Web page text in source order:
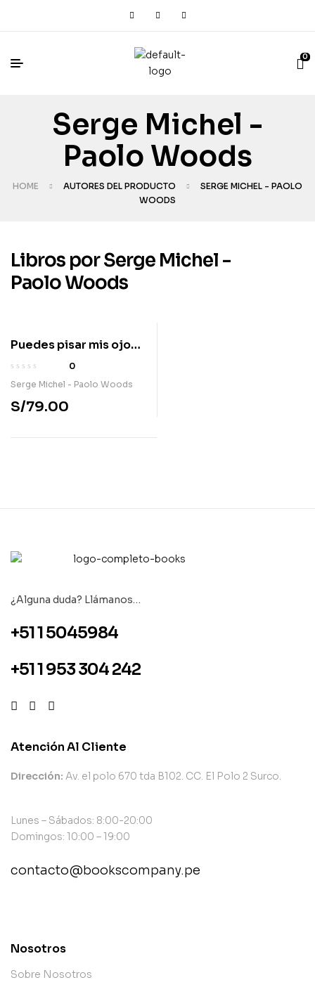
0
Serge Michel -
Paolo Woods
HOME AUTORES DEL PRODUCTO
SERGE MICHEL - PAOLO
WOODS
Libros por Serge Michel -
Paolo Woods
Puedes pisar mis ojos:
un retrato de iran
actual
0
Serge Michel - Paolo Woods
S/79.00
¿Alguna duda? Llámanos…
+51 1 5045984
+51 1 953 304 242
Atención Al Cliente
Dirección: Av. el polo 670 tda B102. CC. El Polo 2 Surco.
Lunes – Sábados: 8:00-20:00
Domingos: 10:00 – 19:00
contacto@bookscompany.pe
Nosotros
Sobre Nosotros